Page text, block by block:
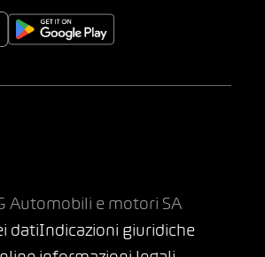
Automobili e motori SA
datiIndicazioni giuridiche